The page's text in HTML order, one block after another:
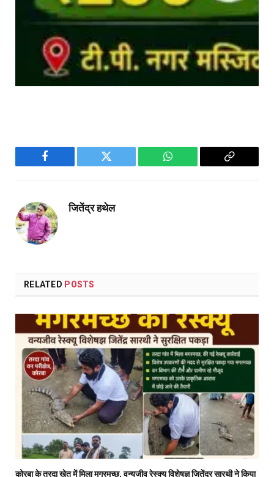
Facebook Twitter WhatsApp
Copy
जितेंद्र हथेल
RELATED POSTS
कोरबा के तरदा खेत में मिला मगरमच्छ, वन्यजीव रेस्क्यू विशेषज्ञ जितेंद्र सारथी ने किया